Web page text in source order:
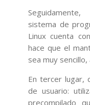
sistema de
Linux cuenta
hace que el
sea muy
En tercer lugar,
de usuario:
precompilado